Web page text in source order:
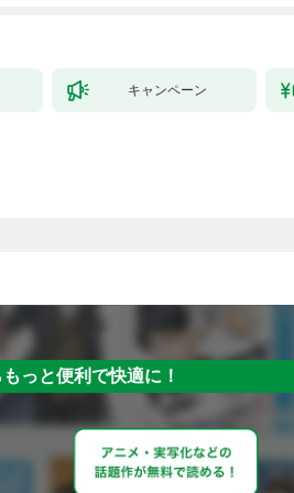
キャンペーン
っと便利で快適に！